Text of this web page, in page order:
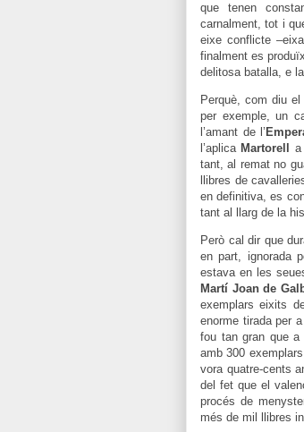
que tenen
carnalment, tot i
eixe conflicte
finalment es
delitosa batalla, e
Perquè, com diu el
per exemple, un
l’amant de l’
l’aplica Martorell
tant, al remat no
llibres de
en definitiva, es
tant al llarg de la
Però cal dir que
en part, ignorada
estava en les
Martí Joan de
exemplars eixits
enorme tirada per
fou tan gran que
amb 300
vora quatre-cents
del fet que el
procés de
més de mil llibres